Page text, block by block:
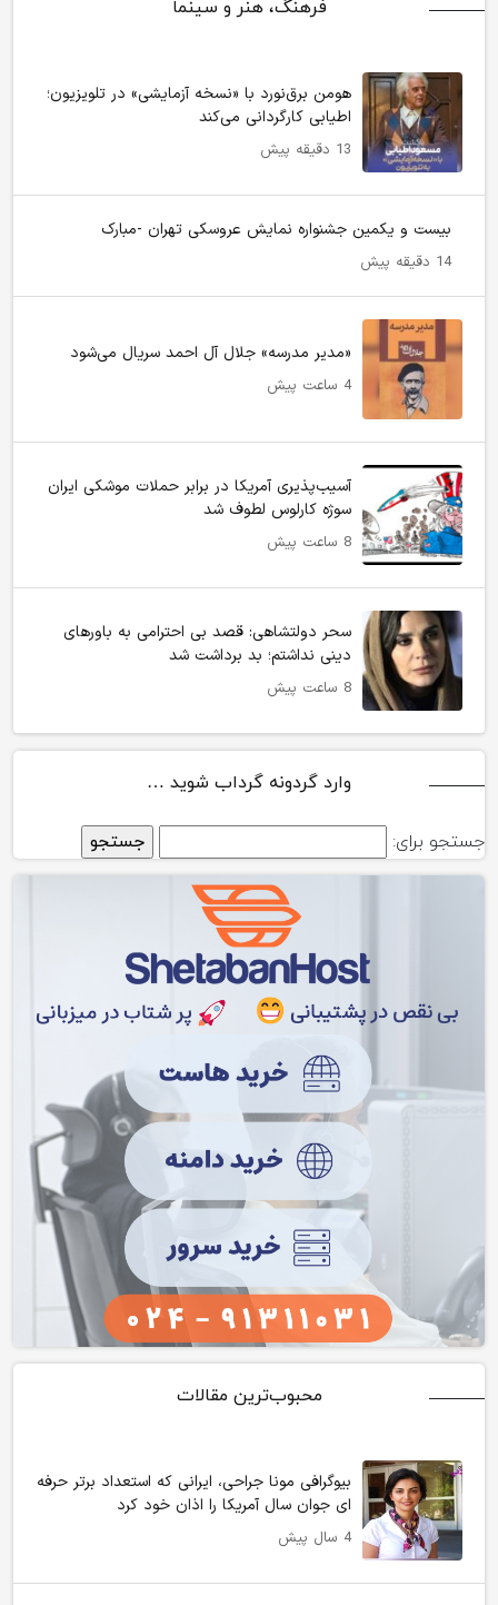
محبوب‌ترین مقالات
بیوگرافی مونا جراحی، ایرانی که استعداد برتر حرفه
ای جوان سال آمریکا را اذان خود کرد
4 سال پیش
فرهنگ، هنر و سینما
هومن برق‌نورد با «نسخه آزمایشی» در تلویزیون؛
اطیابی کارگردانی می‌کند
13 دقیقه پیش
بیست و یکمین جشنواره نمایش عروسکی تهران -مبارک
14 دقیقه پیش
«مدیر مدرسه» جلال آل احمد سریال می‌شود
4 ساعت پیش
آسیب‌پذیری آمریکا در برابر حملات موشکی ایران
سوژه کارلوس لطوف شد
8 ساعت پیش
سحر دولتشاهی: قصد بی احترامی به باورهای
دینی نداشتم؛ بد برداشت شد
8 ساعت پیش
وارد گردونه گرداب شوید …
جستجو برای: